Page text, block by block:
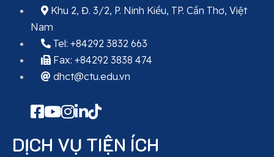
Khu 2, Đ. 3/2, P. Ninh Kiều, TP. Cần Thơ, Việt
Nam
Tel: +84292 3832 663
Fax: +84292 3838 474
dhct@ctu.edu.vn
DỊCH VỤ TIỆN ÍCH